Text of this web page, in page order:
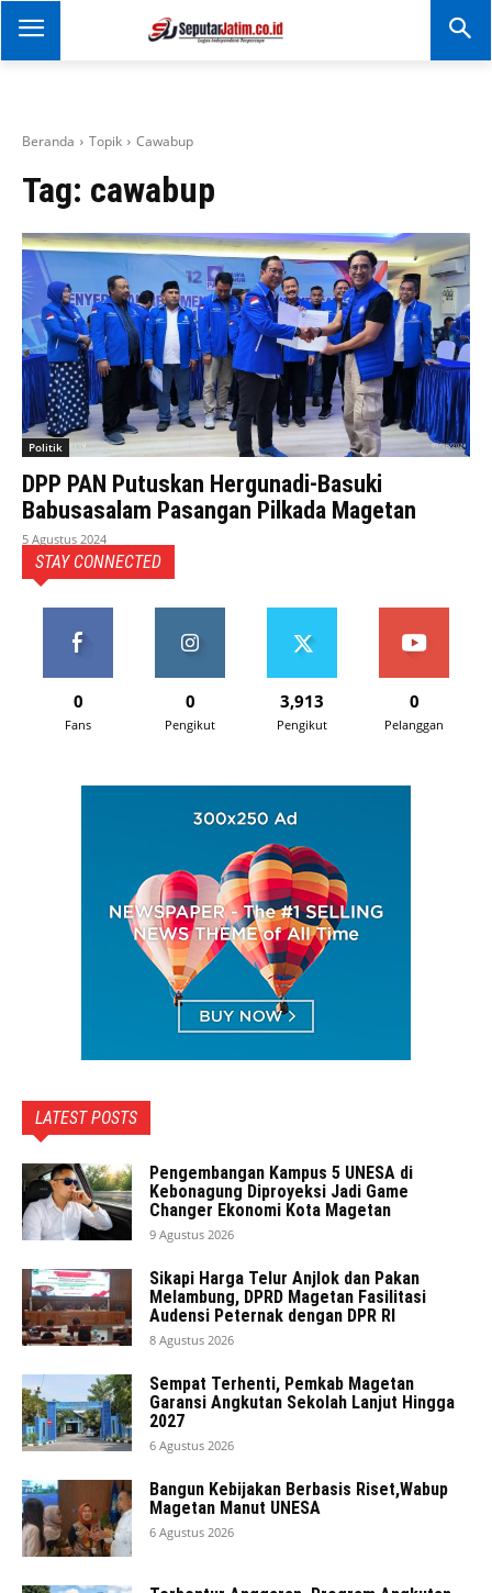
SEPUTAR JATIM
Portal Informasi Dan
Beranda Topik Cawabup
Tag: cawabup
Politik
DPP PAN Putuskan Hergunadi-Basuki
Babusasalam Pasangan Pilkada Magetan
5 Agustus 2024
STAY CONNECTED
0
Fans
0
Pengikut
3,913
Pengikut
0
Pelanggan
LATEST POSTS
Pengembangan Kampus 5 UNESA di
Kebonagung Diproyeksi Jadi Game
Changer Ekonomi Kota Magetan
9 Agustus 2026
Sikapi Harga Telur Anjlok dan Pakan
Melambung, DPRD Magetan Fasilitasi
Audensi Peternak dengan DPR RI
8 Agustus 2026
Sempat Terhenti, Pemkab Magetan
Garansi Angkutan Sekolah Lanjut Hingga
2027
6 Agustus 2026
Bangun Kebijakan Berbasis Riset,Wabup
Magetan Manut UNESA
6 Agustus 2026